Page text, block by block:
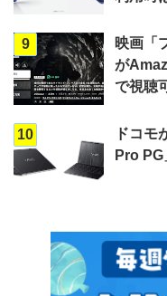
9
映画「
が
で視聴
10
ドコモ
Pro PG